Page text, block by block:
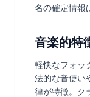
名の確定情報
音楽的特
軽快なフォッ
法的な音使い
律が特徴。ク